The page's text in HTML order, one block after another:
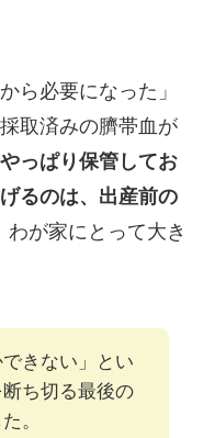
ら必要になった」
取済みの臍帯血が
やっぱり保管してお
るのは、出産前の
が家にとって大き
できない」とい
ち切る最後の
。